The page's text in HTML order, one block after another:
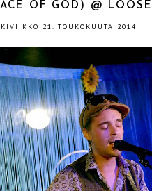
OF GOD) @
21. TOUKOKUUTA 2014